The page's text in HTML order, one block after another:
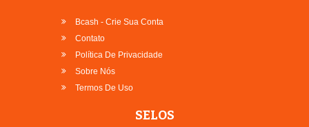
Bcash - Crie Sua Conta
Contato
Política De Privacidade
Sobre Nós
Termos De Uso
SELOS